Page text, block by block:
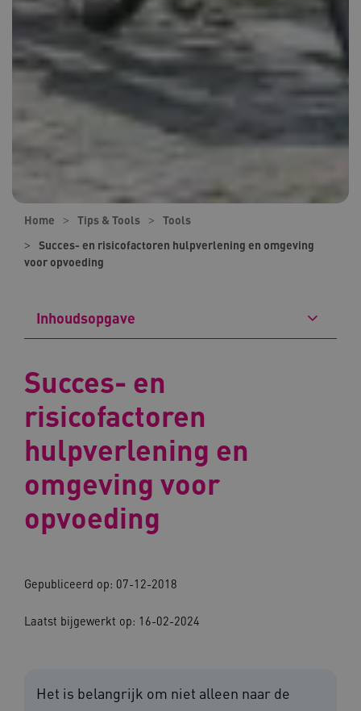
Home Tips & Tools
Tools
Succes- en risicofactoren hulpverlening en omgeving
voor opvoeding
Inhoudsopgave
Succes- en
risicofactoren
hulpverlening en
omgeving voor
opvoeding
Gepubliceerd op: 07-12-2018
Laatst bijgewerkt op: 16-02-2024
Het is belangrijk om niet alleen naar de